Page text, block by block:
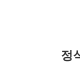
정